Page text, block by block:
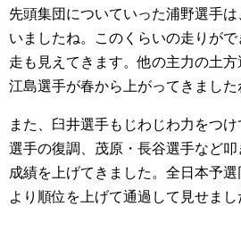
先頭集団についていった浦野選手
いましたね。このくらいの走りが
走も見えてきます。他の主力の土方
江島選手が春から上がってきました
また、臼井選手もじわじわ力をつ
選手の復調、茂原・長谷選手など叩
成績を上げてきました。全日本予
より順位を上げて通過して見せまし